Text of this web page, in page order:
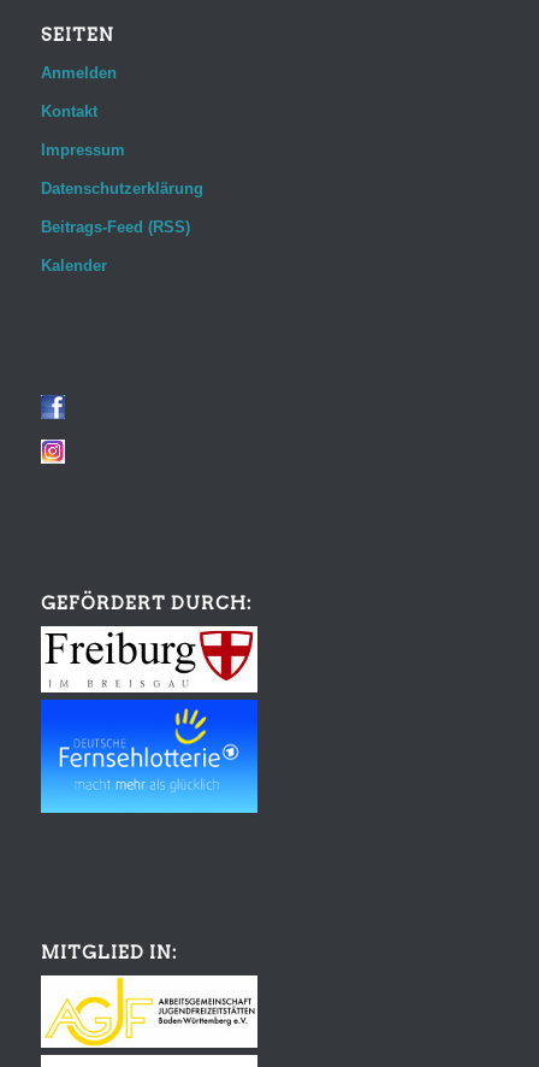
SEITEN
Anmelden
Kontakt
Impressum
Datenschutzerklärung
Beitrags-Feed (RSS)
Kalender
GEFÖRDERT DURCH:
MITGLIED IN: